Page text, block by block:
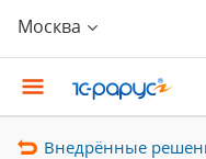
Москва
Внедрённые